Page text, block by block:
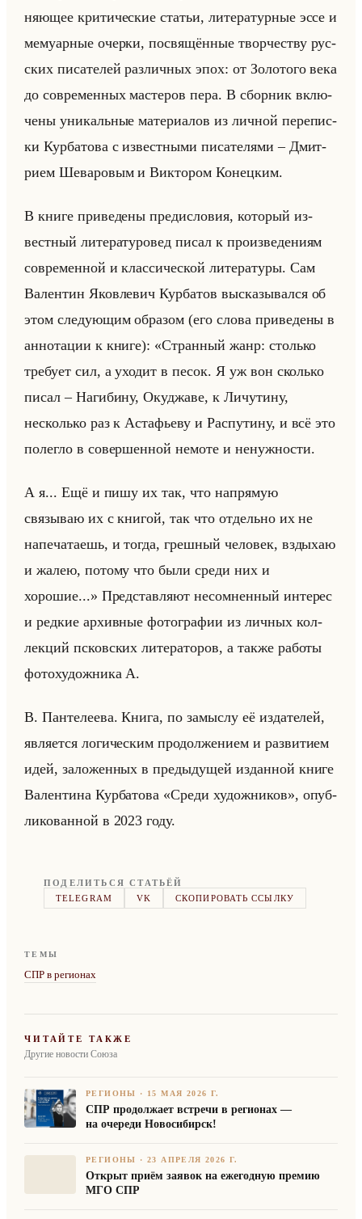
ня­ющее кри­ти­че­ские ста­тьи, ли­те­ра­тур­ные эссе и
ме­му­ар­ные очер­ки, по­свя­щён­ные твор­че­ству рус­
ских пи­са­те­лей раз­лич­ных эпох: от Зо­ло­то­го века
до со­вре­мен­ных ма­сте­ров пера. В сбор­ник вклю­
че­ны уни­кальные ма­те­ри­алов из лич­ной пе­ре­пис­
ки Кур­ба­то­ва с из­вест­ны­ми пи­са­те­ля­ми – Дмит­
ри­ем Ше­ва­ро­вым и Вик­то­ром Ко­нец­ким.
В книге при­ве­де­ны пре­ди­сло­вия, ко­то­рый из­
вест­ный ли­те­ра­ту­ро­вед писал к про­из­ве­де­ни­ям
со­вре­мен­ной и клас­си­че­ской ли­те­ра­ту­ры. Сам
Ва­лен­тин Яко­вле­вич Кур­ба­тов вы­ска­зы­вал­ся об
этом сле­ду­ющим об­ра­зом (его слова при­ве­де­ны в
ан­но­та­ции к книге): «Странный жанр: столько
требует сил, а уходит в песок. Я уж вон сколько
писал – Нагибину, Окуджаве, к Личутину,
несколько раз к Астафьеву и Распутину, и всё это
полегло в совершенной немоте и ненужности.
А я... Ещё и пишу их так, что напрямую
связываю их с книгой, так что отдельно их не
напечатаешь, и тогда, грешный человек, вздыхаю
и жалею, потому что были среди них и
хорошие...» Пред­став­ля­ют несо­мнен­ный ин­те­рес
и ред­кие ар­хив­ные фо­то­гра­фии из лич­ных кол­
лек­ций псков­ских ли­те­ра­то­ров, а также ра­бо­ты
фо­то­ху­дож­ни­ка А.
В. Пан­те­ле­ева. Книга, по за­мыс­лу её из­да­те­лей,
яв­ля­ет­ся ло­ги­че­ским про­дол­же­ни­ем и раз­ви­ти­ем
идей, за­ло­жен­ных в преды­ду­щей из­дан­ной книге
Ва­лен­ти­на Кур­ба­то­ва «Среди художников», опуб­
ли­ко­ван­ной в 2023 году.
ПОДЕЛИТЬСЯ СТАТЬЁЙ
TELEGRAM
VK СКОПИРОВАТЬ ССЫЛКУ
ТЕМЫ
СПР в регионах
ЧИТАЙТЕ ТАКЖЕ
Другие новости Союза
РЕГИОНЫ · 15 МАЯ 2026 Г.
СПР продолжает встречи в регионах —
на очереди Новосибирск!
РЕГИОНЫ ·23 АПРЕЛЯ 2026 Г.
Открыт приём заявок на ежегодную премию
МГО СПР